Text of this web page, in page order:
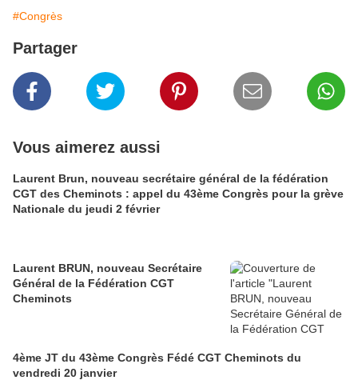
#Congrès
Partager
Vous aimerez aussi
Laurent Brun, nouveau secrétaire général de la fédération
CGT des Cheminots : appel du 43ème Congrès pour la grève
Nationale du jeudi 2 février
Laurent BRUN, nouveau Secrétaire
Général de la Fédération CGT
Cheminots
4ème JT du 43ème Congrès Fédé CGT Cheminots du
vendredi 20 janvier